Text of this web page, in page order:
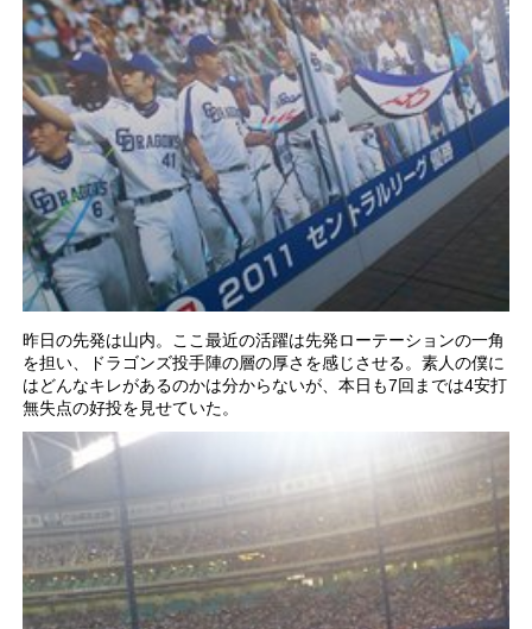
昨日の先発は山内。ここ最近の活躍は先発ローテーションの一角
を担い、ドラゴンズ投手陣の層の厚さを感じさせる。素人の僕に
はどんなキレがあるのかは分からないが、本日も7回までは4安打
無失点の好投を見せていた。